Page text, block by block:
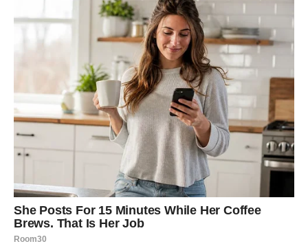
Strelac
Strelčevima dolaze dani puni pozitivne energije.
Putovanje, korisno poznanstvo ili poslovna saradnja
mogli bi otvoriti vrata velikim mogućnostima.
Na emotivnom planu očekuju vas vedri trenuci i mnogo
razloga za sreću.
Jarac
Jarčevima se ostvaruje cilj koji su dugo gradili. Poslovni
uspeh i bolji prihodi omogućiće vam da konačno ostvarite